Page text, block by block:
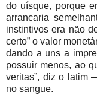
do uísque, porque
arrancaria
instintivos era não
certo” o valor
dando a uns a
possuir menos, ao
veritas”, diz o latim
no sangue.